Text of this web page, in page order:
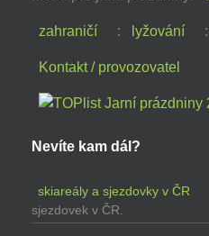
zahraničí : lyžování :
Kontakt / provozovatel
Nevíte kam dál?
skiareály a sjezdovky v ČR
sjezdovek v ČR.